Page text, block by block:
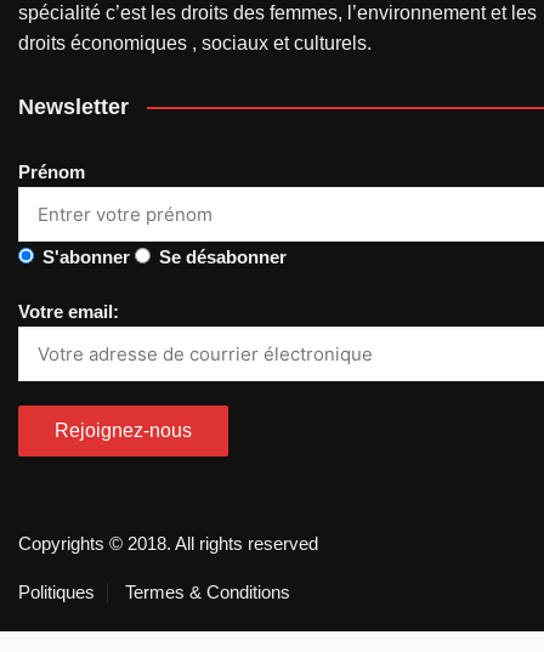
spécialité c’est les droits des femmes, l’environnement et les
droits économiques , sociaux et culturels.
Newsletter
Prénom
S'abonner Se désabonner
Votre email:
Copyrights © 2018. All rights reserved
Politiques Termes & Conditions